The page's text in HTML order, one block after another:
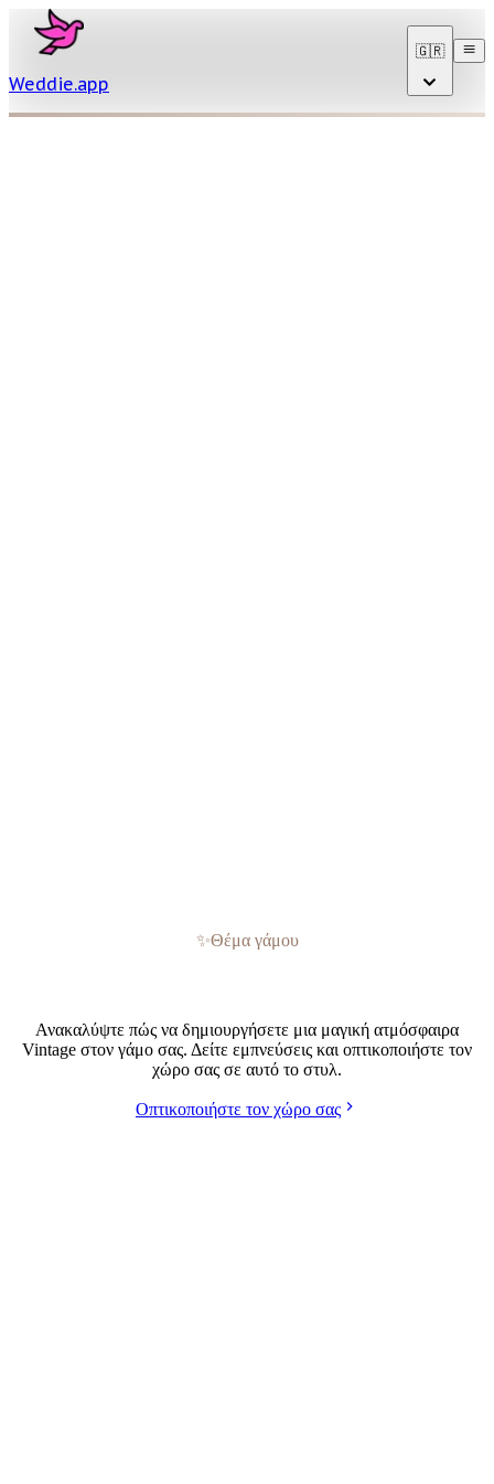
Weddie.app
🇬🇷
✨Θέμα γάμου
Ανακαλύψτε πώς να δημιουργήσετε μια μαγική ατμόσφαιρα
Vintage στον γάμο σας. Δείτε εμπνεύσεις και οπτικοποιήστε τον
χώρο σας σε αυτό το στυλ.
Οπτικοποιήστε τον χώρο σας